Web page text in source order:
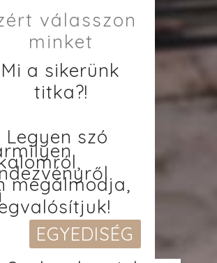
válasszon
minket
Mi a sikerünk
titka?!
Legyen szó
megálmodja,
EGYEDISÉG